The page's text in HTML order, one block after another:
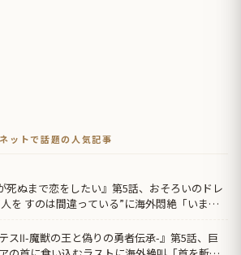
トで話題の人気記事
死ぬまで恋をしたい』第5話、おそろいのドレ
を すのは間違っている”に海外悶絶「いまの
スⅡ-魔獣の王と偽りの勇者伝承-』第5話、巨